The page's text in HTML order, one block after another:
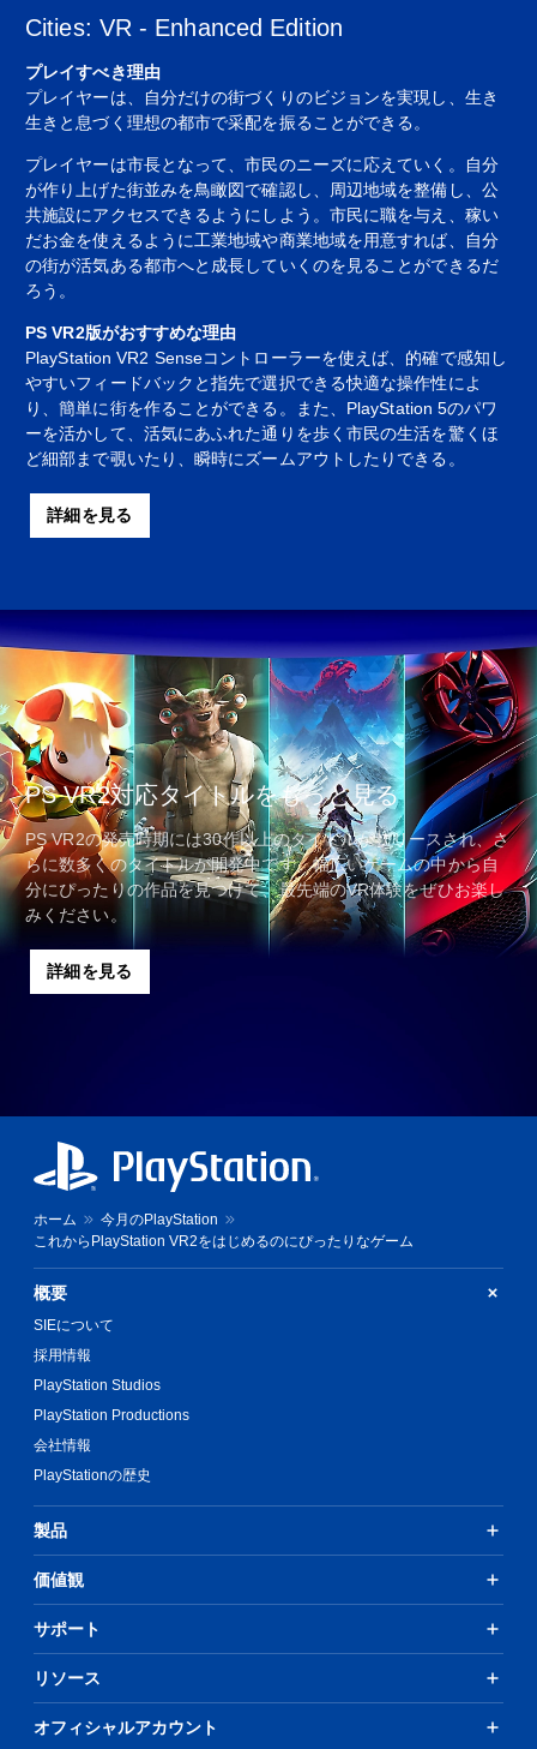
Cities: VR - Enhanced Edition
プレイすべき理由
プレイヤーは、自分だけの街づくりのビジョンを実現し、生き
生きと息づく理想の都市で采配を振ることができる。
プレイヤーは市長となって、市民のニーズに応えていく。自分
が作り上げた街並みを鳥瞰図で確認し、周辺地域を整備し、公
共施設にアクセスできるようにしよう。市民に職を与え、稼い
だお金を使えるように工業地域や商業地域を用意すれば、自分
の街が活気ある都市へと成長していくのを見ることができるだ
ろう。
PS VR2版がおすすめな理由
PlayStation VR2 Senseコントローラーを使えば、的確で感知し
やすいフィードバックと指先で選択できる快適な操作性によ
り、簡単に街を作ることができる。また、PlayStation 5のパワ
ーを活かして、活気にあふれた通りを歩く市民の生活を驚くほ
ど細部まで覗いたり、瞬時にズームアウトしたりできる。
詳細を見る
PS VR2対応タイトルをもっと見る
PS VR2の発売時期には30作以上のタイトルがリリースされ、さ
らに数多くのタイトルが開発中です。幅広いゲームの中から自
分にぴったりの作品を見つけて、最先端のVR体験をぜひお楽し
みください。
詳細を見る
ホーム
今月のPlayStation
これからPlayStation VR2をはじめるのにぴったりなゲーム
概要
SIEについて
採用情報
PlayStation Studios
PlayStation Productions
会社情報
PlayStationの歴史
製品
価値観
サポート
リソース
オフィシャルアカウント